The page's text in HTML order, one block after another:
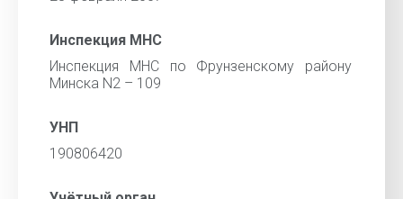
Инспекция МНС
Инспекция МНС по Фрунзенскому району
Минска N2 – 109
УНП
190806420